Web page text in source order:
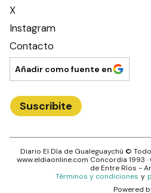
X
Instagram
Contacto
Añadir como fuente en
Suscribite
Diario El Día de Gualeguaychú ©
www.eldiaonline.com Concordia 1993
deEntre Ríos -
Términos y condiciones y
Powered